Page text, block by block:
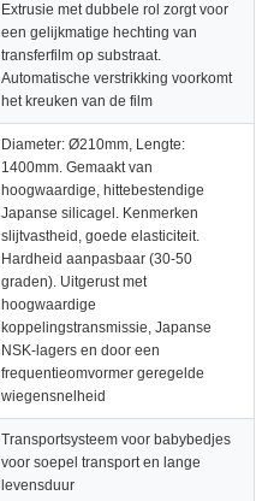
Extrusie met dubbele rol zorgt voor
een gelijkmatige hechting van
transferfilm op substraat.
Automatische verstrikking voorkomt
het kreuken van de film
Diameter: Ø210mm, Lengte:
1400mm. Gemaakt van
hoogwaardige, hittebestendige
Japanse silicagel. Kenmerken
slijtvastheid, goede elasticiteit.
Hardheid aanpasbaar (30-50
graden). Uitgerust met
hoogwaardige
koppelingstransmissie, Japanse
NSK-lagers en door een
frequentieomvormer geregelde
wiegensnelheid
Transportsysteem voor babybedjes
voor soepel transport en lange
levensduur